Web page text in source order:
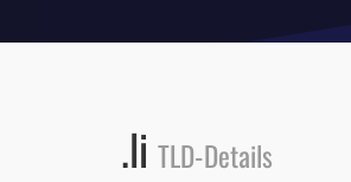
.li TLD-Details